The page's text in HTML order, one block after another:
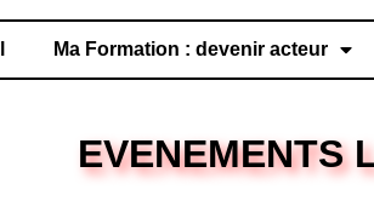
Ma Formation : devenir acteur
EVENEMENTS